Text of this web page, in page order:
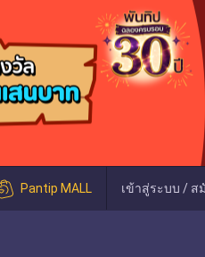
Pantip MALL เข้าสู่ระบบ / ส